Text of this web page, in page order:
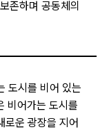
존하며 공동체의
도시를 비어 있는
비어가는 도시를
로운 광장을 지어